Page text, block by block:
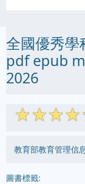
全國優秀學
pdf epub
2026
☆☆☆☆
教育部教育管理信
圖書標籤: